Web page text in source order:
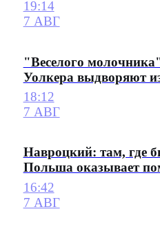
19:14
7 АВГ
"Веселого
Уолкера выдворяют
18:12
7 АВГ
Навроцкий: там, где
Польша оказывает
16:42
7 АВГ